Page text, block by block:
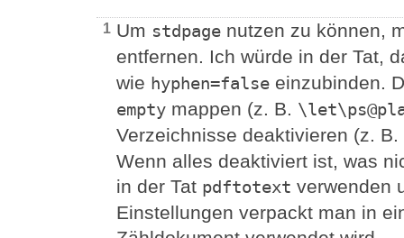
1 Um stdpage nutzen zu können,
entfernen. Ich würde in der Tat,
wie hyphen=false einzubinden.
empty mappen (z. B.
Verzeichnisse deaktivieren (z. B.
Wenn alles deaktiviert ist, was
in der Tat pdftotext verwenden
Einstellungen verpackt man in